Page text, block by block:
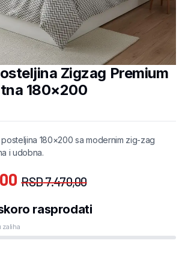
Zigzag Premium
180×200
180×200 sa modernim zig-zag
i udobna.
RSD7.470,00
rasprodati
zaliha